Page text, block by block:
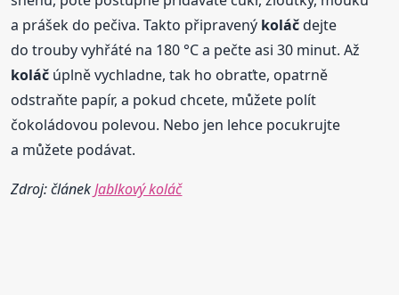
a prášek do pečiva. Takto připravený koláčdejte
do trouby vyhřáté na 180 °C a pečte asi 30 minut. Až
koláč úplně vychladne, tak ho obraťte, opatrně
odstraňte papír, a pokud chcete, můžete polít
čokoládovou polevou. Nebo jen lehce pocukrujte
a můžete podávat.
Zdroj: článekJablkový koláč